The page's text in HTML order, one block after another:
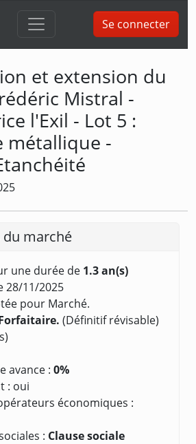
Se connecter
et extension du
Mistral -
l'Exil - Lot 5 :
métallique -
marché
une durée de 1.3 an(s)
28/11/2025
pour Marché.
(Définitif révisable)
avance : 0%
: oui
économiques :
: Clause sociale